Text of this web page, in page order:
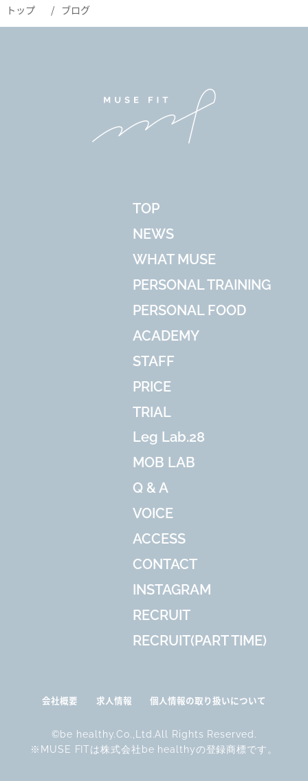
トップ ブログ
TOP
NEWS
WHAT MUSE
PERSONAL TRAINING
PERSONAL FOOD
ACADEMY
STAFF
PRICE
TRIAL
Leg Lab.28
MOB LAB
Q & A
VOICE
ACCESS
CONTACT
INSTAGRAM
RECRUIT
RECRUIT(PART TIME)
会社概要 求人情報 個人情報の取り扱いについて
©be healthy.Co.,Ltd.All Rights Reserved.
※MUSE FITは株式会社be healthyの登録商標です。